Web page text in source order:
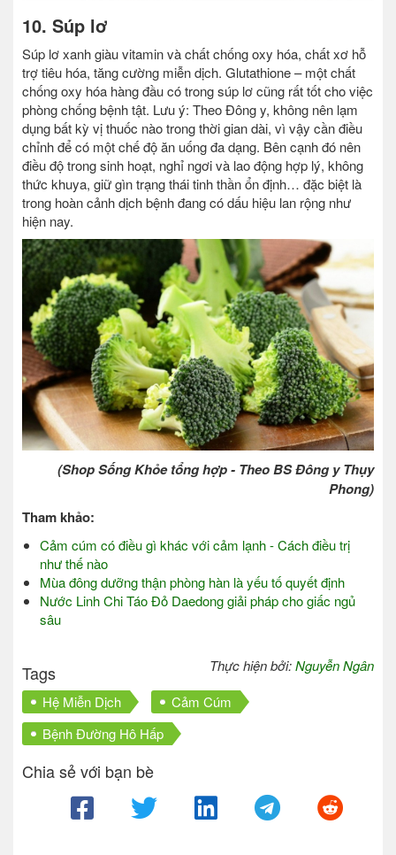
10. Súp lơ
Súp lơ xanh giàu vitamin và chất chống oxy hóa, chất xơ hỗ
trợ tiêu hóa, tăng cường miễn dịch. Glutathione – một chất
chống oxy hóa hàng đầu có trong súp lơ cũng rất tốt cho việc
phòng chống bệnh tật. Lưu ý: Theo Đông y, không nên lạm
dụng bất kỳ vị thuốc nào trong thời gian dài, vì vậy cần điều
chỉnh để có một chế độ ăn uống đa dạng. Bên cạnh đó nên
điều độ trong sinh hoạt, nghỉ ngơi và lao động hợp lý, không
thức khuya, giữ gìn trạng thái tinh thần ổn định… đặc biệt là
trong hoàn cảnh dịch bệnh đang có dấu hiệu lan rộng như
hiện nay.
(Shop Sống Khỏe tổng hợp - Theo BS Đông y Thụy
Phong)
Tham khảo:
Cảm cúm có điều gì khác với cảm lạnh - Cách điều trị
như thế nào
Mùa đông dưỡng thận phòng hàn là yếu tố quyết định
Nước Linh Chi Táo Đỏ Daedong giải pháp cho giấc ngủ
sâu
Thực hiện bởi:Nguyễn Ngân
Tags
Hệ Miễn Dịch
Cảm Cúm
Bệnh Đường Hô Hấp
Chia sẻ với bạn bè